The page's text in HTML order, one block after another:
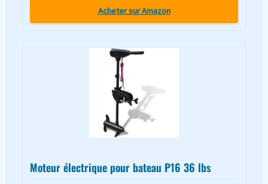
Acheter sur Amazon
Moteur électrique pour bateau P16 36 lbs